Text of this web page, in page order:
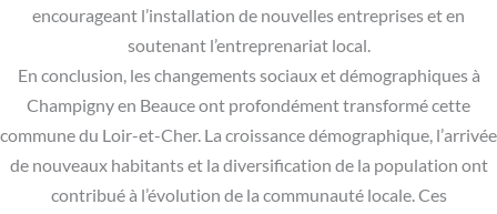
encourageant l’installation de nouvelles entreprises et en
soutenant l’entreprenariat local.
En conclusion, les changements sociaux et démographiques à
Champigny en Beauce ont profondément transformé cette
commune du Loir-et-Cher. La croissance démographique, l’arrivée
de nouveaux habitants et la diversification de la population ont
contribué à l’évolution de la communauté locale. Ces